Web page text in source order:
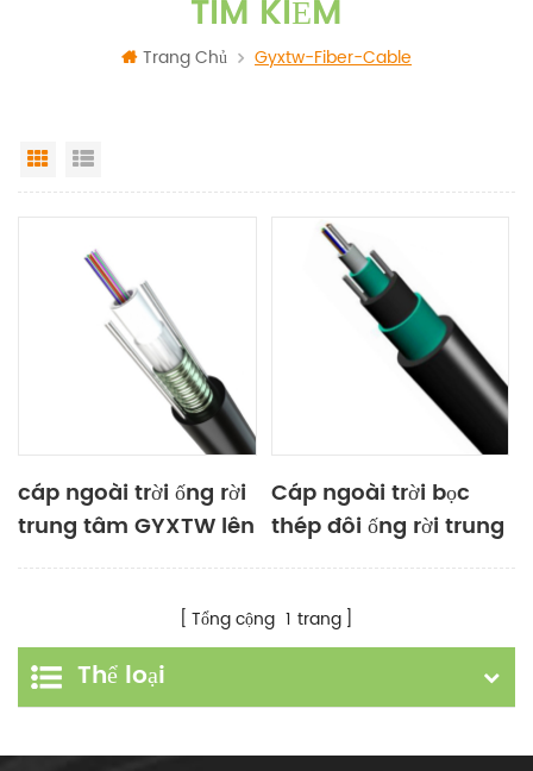
TÌM KIẾM
Trang Chủ Gyxtw-Fiber-Cable
Grid View
cáp ngoài trời ống rời
trung tâm GYXTW lên
đến 144C
Cáp ngoài trời bọc
thép đôi ống rời trung
tâm GYXTW53
Tổng cộng 1 trang
Thể loại